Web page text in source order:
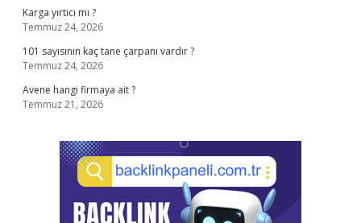
Karga yırtıcı mı ?
Temmuz 24, 2026
101 sayısının kaç tane çarpanı vardır ?
Temmuz 24, 2026
Avene hangi firmaya ait ?
Temmuz 21, 2026